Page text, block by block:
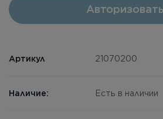
Артикул 21070200
Наличие: Есть в наличии